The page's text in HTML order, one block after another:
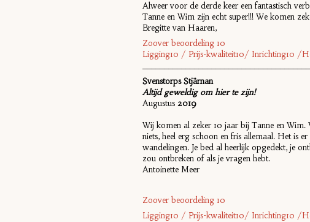
Alweer voor de derde keer een fantastisch
Tanne en Wim zijn echt super!!! We komen
Bregitte van Haaren,
Zoover beoordeling 10
Ligging10 / Prijs-kwaliteit10/ Inrichting10 /
Svenstorps Stjärnan
Altijd geweldig om hier te zijn!
Augustus 2019
Wij komen al zeker 10 jaar bij Tanne en Wim.
niets, heel erg schoon en fris allemaal. Het is
wandelingen. Je bed al heerlijk opgedekt, je
zou ontbreken of als je vragen hebt.
Antoinette Meer
Zoover beoordeling 10
Ligging10 / Prijs-kwaliteit10/ Inrichting10 /